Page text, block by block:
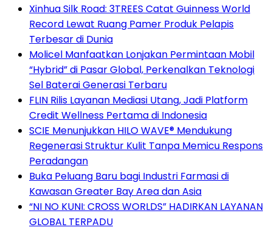
Xinhua Silk Road: 3TREES Catat Guinness World
Record Lewat Ruang Pamer Produk Pelapis
Terbesar di Dunia
Molicel Manfaatkan Lonjakan Permintaan Mobil
“Hybrid” di Pasar Global, Perkenalkan Teknologi
Sel Baterai Generasi Terbaru
FLIN Rilis Layanan Mediasi Utang, Jadi Platform
Credit Wellness Pertama di Indonesia
SCIE Menunjukkan HILO WAVE® Mendukung
Regenerasi Struktur Kulit Tanpa Memicu Respons
Peradangan
Buka Peluang Baru bagi Industri Farmasi di
Kawasan Greater Bay Area dan Asia
“NI NO KUNI: CROSS WORLDS” HADIRKAN LAYANAN
GLOBAL TERPADU